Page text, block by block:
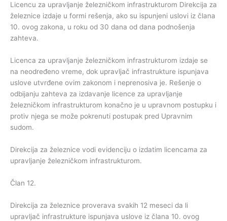
Licencu za upravljanje železničkom infrastrukturom Direkcija za
železnice izdaje u formi rešenja, ako su ispunjeni uslovi iz člana
10. ovog zakona, u roku od 30 dana od dana podnošenja
zahteva.
Licenca za upravljanje železničkom infrastrukturom izdaje se
na neodređeno vreme, dok upravljač infrastrukture ispunjava
uslove utvrđene ovim zakonom i neprenosiva je. Rešenje o
odbijanju zahteva za izdavanje licence za upravljanje
železničkom infrastrukturom konačno je u upravnom postupku i
protiv njega se može pokrenuti postupak pred Upravnim
sudom.
Direkcija za železnice vodi evidenciju o izdatim licencama za
upravljanje železničkom infrastrukturom.
Član 12.
Direkcija za železnice proverava svakih 12 meseci da li
upravljač infrastrukture ispunjava uslove iz člana 10. ovog